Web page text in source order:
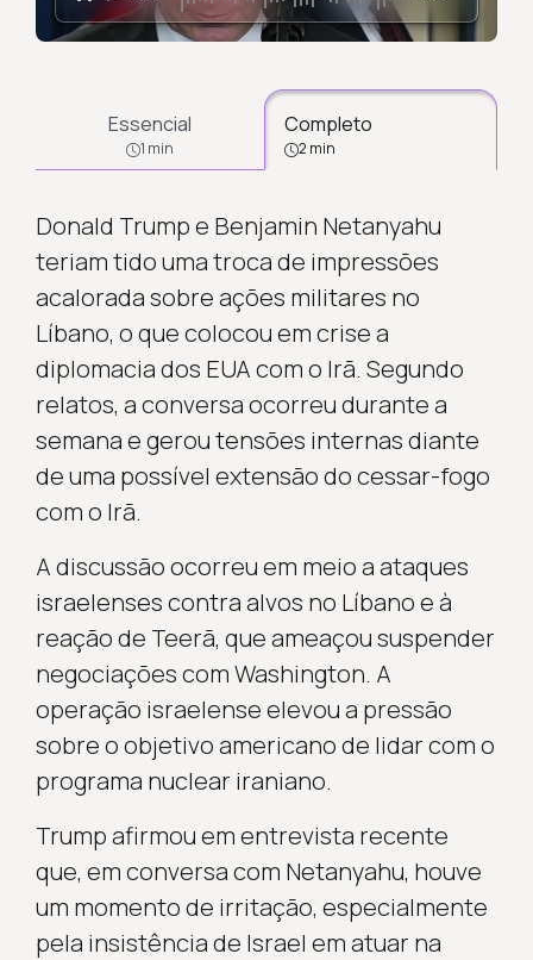
Essencial
1 min
Completo
2 min
Donald Trump e Benjamin Netanyahu
teriam tido uma troca de impressões
acalorada sobre ações militares no
Líbano, o que colocou em crise a
diplomacia dos EUA com o Irã. Segundo
relatos, a conversa ocorreu durante a
semana e gerou tensões internas diante
de uma possível extensão do cessar-fogo
com o Irã.
A discussão ocorreu em meio a ataques
israelenses contra alvos no Líbano e à
reação de Teerã, que ameaçou suspender
negociações com Washington. A
operação israelense elevou a pressão
sobre o objetivo americano de lidar com o
programa nuclear iraniano.
Trump afirmou em entrevista recente
que, em conversa com Netanyahu, houve
um momento de irritação, especialmente
pela insistência de Israel em atuar na